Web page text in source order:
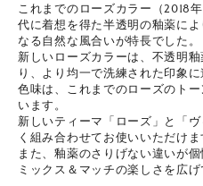
これまでのローズカラー（2018
代に着想を得た半透明の釉薬に
なる自然な風合いが特長でした。
新しいローズカラーは、不透明
り、より均一で洗練された印象に
色味は、これまでのローズのト
います。
新しいティーマ「ローズ」と「
く組み合わせてお使いいただけま
また、釉薬のさりげない違いが
ミックス＆マッチの楽しさを広げ